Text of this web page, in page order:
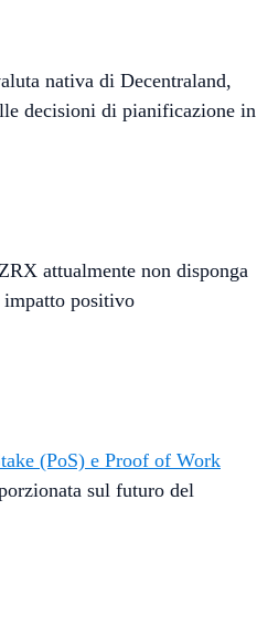
nativa di Decentraland,
decisioni di pianificazione in
attualmente non disponga
positivo
(PoS) e Proof of Work
sul futuro del